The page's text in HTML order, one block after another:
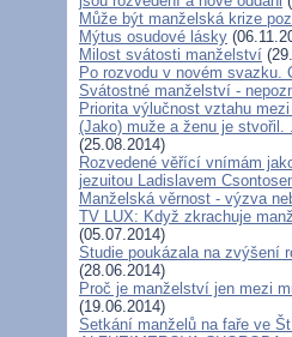
Může být manželská krize
Mýtus osudové lásky
Milost svátosti manželství
Po rozvodu v novém svazku.
Svátostné manželství -
Priorita výlučnost vztahu
(Jako) muže a ženu je
(25.08.2014)
Rozvedené věřící vnímám
jezuitou Ladislavem
Manželská věrnost - výzva
TV LUX: Když zkrachuje
(05.07.2014)
Studie poukázala na zvýšení
(28.06.2014)
Proč je manželství jen mezi
(19.06.2014)
Setkání manželů na faře ve